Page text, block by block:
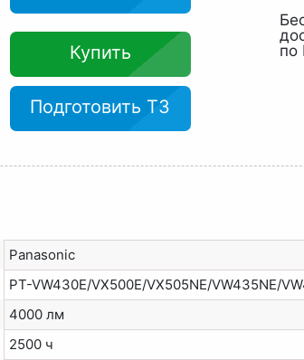
Купить
Подготовить ТЗ
по
Panasonic
PT-VW430E/VX500E/VX505NE/VW435NE/
4000 лм
2500 ч